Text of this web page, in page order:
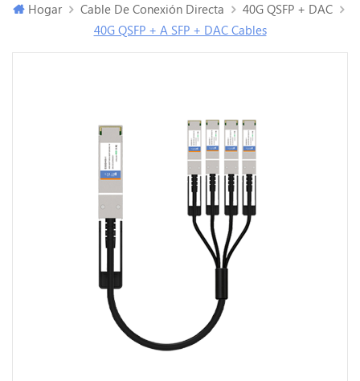
Hogar Cable De Conexión Directa
40G QSFP + DAC
40G QSFP + A SFP + DAC Cables